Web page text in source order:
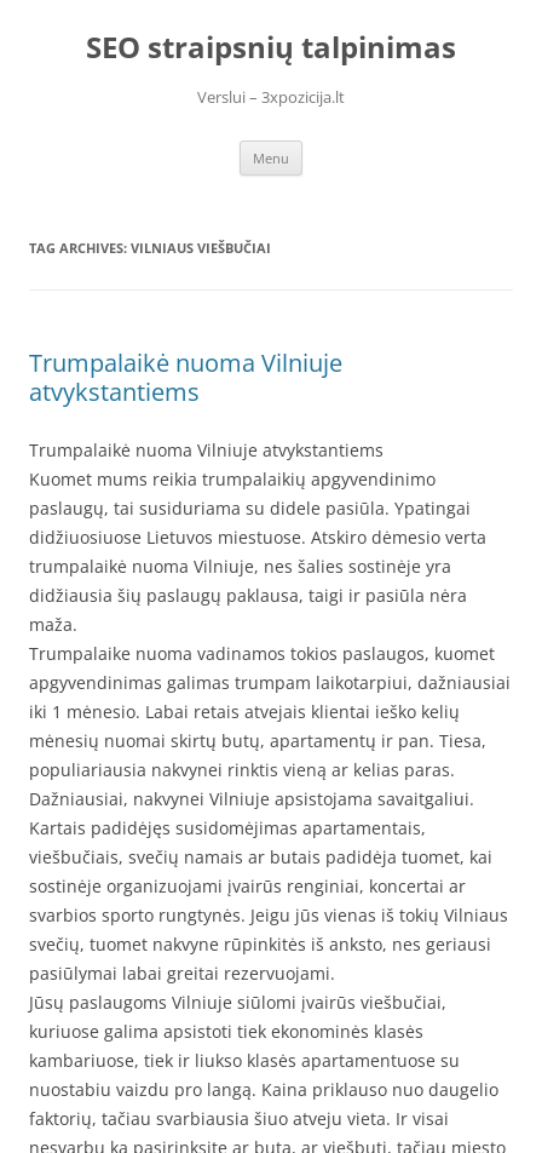
contentSEO straipsnių talpinimas
Verslui – 3xpozicija.lt
Menu
TAG ARCHIVES: VILNIAUS VIEŠBUČIAI
Trumpalaikė nuoma Vilniuje
atvykstantiems
Trumpalaikė nuoma Vilniuje atvykstantiems
Kuomet mums reikia trumpalaikių apgyvendinimo
paslaugų, tai susiduriama su didele pasiūla. Ypatingai
didžiuosiuose Lietuvos miestuose. Atskiro dėmesio verta
trumpalaikė nuoma Vilniuje, nes šalies sostinėje yra
didžiausia šių paslaugų paklausa, taigi ir pasiūla nėra
maža.
Trumpalaike nuoma vadinamos tokios paslaugos, kuomet
apgyvendinimas galimas trumpam laikotarpiui, dažniausiai
iki 1 mėnesio. Labai retais atvejais klientai ieško kelių
mėnesių nuomai skirtų butų, apartamentų ir pan. Tiesa,
populiariausia nakvynei rinktis vieną ar kelias paras.
Dažniausiai, nakvynei Vilniuje apsistojama savaitgaliui.
Kartais padidėjęs susidomėjimas apartamentais,
viešbučiais, svečių namais ar butais padidėja tuomet, kai
sostinėje organizuojami įvairūs renginiai, koncertai ar
svarbios sporto rungtynės. Jeigu jūs vienas iš tokių Vilniaus
svečių, tuomet nakvyne rūpinkitės iš anksto, nes geriausi
pasiūlymai labai greitai rezervuojami.
Jūsų paslaugoms Vilniuje siūlomi įvairūs viešbučiai,
kuriuose galima apsistoti tiek ekonominės klasės
kambariuose, tiek ir liukso klasės apartamentuose su
nuostabiu vaizdu pro langą. Kaina priklauso nuo daugelio
faktorių, tačiau svarbiausia šiuo atveju vieta. Ir visai
nesvarbu ką pasirinksite ar butą, ar viešbutį, tačiau miesto